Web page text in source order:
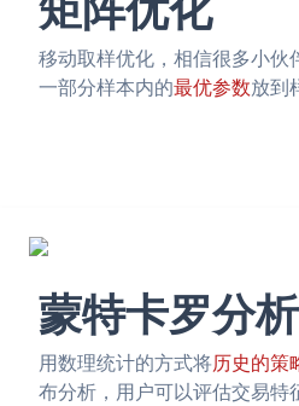
移动取样优化，相信很多小伙
一部分样本内的最优参数放到
蒙特卡罗分析
用数理统计的方式将历史的策
布分析，用户可以评估交易特